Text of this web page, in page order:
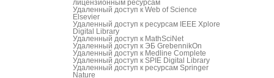
лицензионным ресурсам
Удаленный доступ к Web of Science
Elsevier
Удаленный доступ к ресурсам IEEE Xplore
Digital Library
Удаленный доступ к MathSciNet
Удаленный доступ к ЭБ GrebennikOn
Удаленный доступ к Medline Complete
Удаленный доступ к SPIE Digital Library
Удаленный доступ к ресурсам Springer
Nature